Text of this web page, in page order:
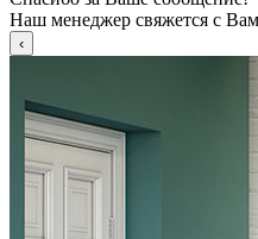
Наш менеджер свяжется с